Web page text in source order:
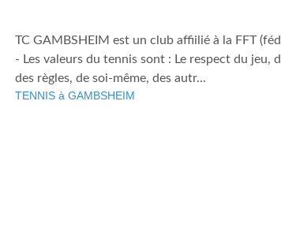
TC GAMBSHEIM est un club affiilié à la FFT
- Les valeurs du tennis sont : Le respect du jeu,
des règles, de soi-même, des autr...
TENNIS à GAMBSHEIM